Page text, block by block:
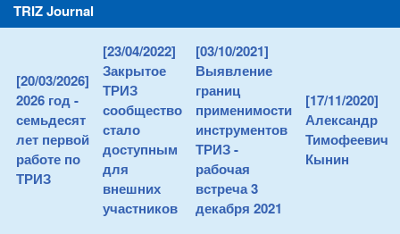
TRIZ Journal
[20/03/2026]
2026 год -
семьдесят
лет первой
работе по
ТРИЗ
[23/04/2022]
Закрытое
ТРИЗ
сообщество
стало
доступным
для
внешних
участников
[03/10/2021]
Выявление
границ
применимости
инструментов
ТРИЗ -
рабочая
встреча 3
декабря 2021
[17/11/2020]
Александр
Тимофеевич
Кынин